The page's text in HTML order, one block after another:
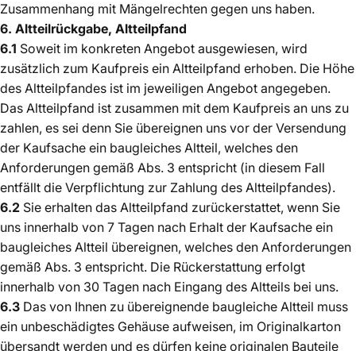
Zusammenhang mit Mängelrechten gegen uns haben.
6. Altteilrückgabe, Altteilpfand
6.1 Soweit im konkreten Angebot ausgewiesen, wird
zusätzlich zum Kaufpreis ein Altteilpfand erhoben. Die Höhe
des Altteilpfandes ist im jeweiligen Angebot angegeben.
Das Altteilpfand ist zusammen mit dem Kaufpreis an uns zu
zahlen, es sei denn Sie übereignen uns vor der Versendung
der Kaufsache ein baugleiches Altteil, welches den
Anforderungen gemäß Abs. 3 entspricht (in diesem Fall
entfällt die Verpflichtung zur Zahlung des Altteilpfandes).
6.2 Sie erhalten das Altteilpfand zurückerstattet, wenn Sie
uns innerhalb von 7 Tagen nach Erhalt der Kaufsache ein
baugleiches Altteil übereignen, welches den Anforderungen
gemäß Abs. 3 entspricht. Die Rückerstattung erfolgt
innerhalb von 30 Tagen nach Eingang des Altteils bei uns.
6.3 Das von Ihnen zu übereignende baugleiche Altteil muss
ein unbeschädigtes Gehäuse aufweisen, im Originalkarton
übersandt werden und es dürfen keine originalen Bauteile